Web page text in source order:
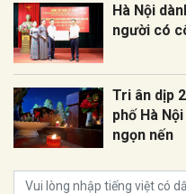
Hà Nội
người có
Tri ân dịp
phố Hà
ngọn nến